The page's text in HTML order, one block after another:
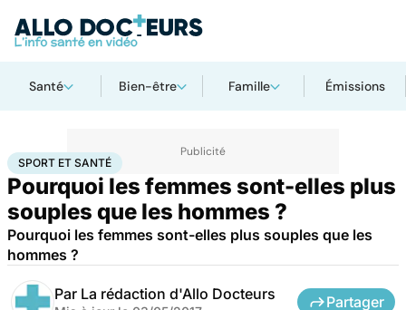
Santé Bien-être Famille Émissions
AccueilBien-êtreSport santé Sport et santé
SPORT ET SANTÉ
Pourquoi les femmes sont-elles plus
souples que les hommes ?
Pourquoi les femmes sont-elles plus souples que les
hommes ?
Par La rédaction d'Allo Docteurs Partager